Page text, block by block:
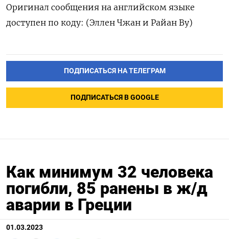
Оригинал сообщения на английском языке
доступен по коду: (Эллен Чжан и Райан Ву)
ПОДПИСАТЬСЯ НА ТЕЛЕГРАМ
ПОДПИСАТЬСЯ В GOOGLE
Как минимум 32 человека
погибли, 85 ранены в ж/д
аварии в Греции
01.03.2023